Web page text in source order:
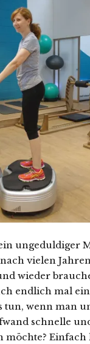
ungeduldiger
vielen
wieder
endlich mal
tun, wenn man
schnelle
möchte?